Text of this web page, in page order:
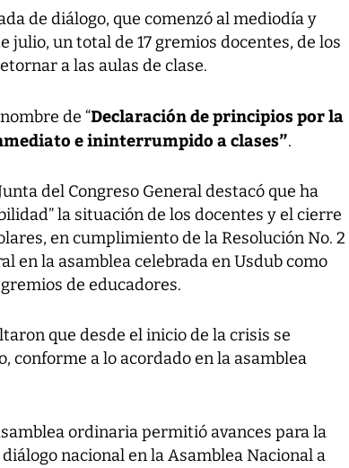
de diálogo, que comenzó al mediodía y
julio, un total de 17 gremios docentes, de los
a las aulas de clase.
de “Declaración de principios por la
e ininterrumpido a clases”.
del Congreso General destacó que ha
la situación de los docentes y el cierre
en cumplimiento de la Resolución No. 2
en la asamblea celebrada en Usdub como
de educadores.
que desde el inicio de la crisis se
conforme a lo acordado en la asamblea
ordinaria permitió avances para la
nacional en la Asamblea Nacional a